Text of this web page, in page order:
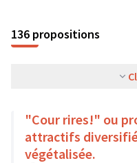
136 propositions
"Cour rires!" ou
attractifs
végétalisée.